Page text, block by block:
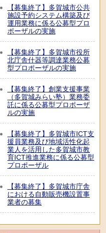
【募集終了】多賀城市公共
施設予約システム構築及び
運用業務に係る公募型プロ
ポーザルの実施
【募集終了】多賀城市役所
北庁舎什器等調達業務公募
型プロポーザルの実施
【募集終了】創業支援事業
（多賀城みらい塾）業務委
託に係る公募型プロポーザ
ルの実施
【募集終了】多賀城市ICT支
援員業務及び地域活性化起
業人を活用した多賀城市教
育ICT推進業務に係る公募型
プロポーザル
【募集終了】多賀城市庁舎
における自動販売機設置事
業者の募集